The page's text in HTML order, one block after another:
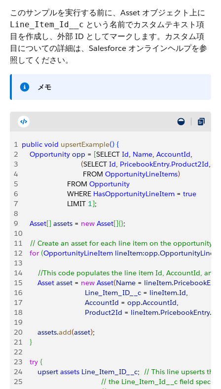
このサンプルを実行する前に、Asset オブジェクト上に
Line_Item_Id__c という名前でカスタムテキスト項
目を作成し、外部 ID としてマークします。カスタム項
目についての詳細は、Salesforce オンラインヘルプを参
照してください。
メモ
1 public void upsertExample() {
2
    Opportunity
opp = [SELECT Id, Name, AccountId,
3
(SELECT Id, PricebookEntry.Product2Id,
4
                               FROM
OpportunityLineItems)
5
                       FROM
Opportunity
6
                       WHERE
HasOpportunityLineItem = true
7
                       LIMIT
1];
8
9
    Asset
[] assets = new Asset[]{};
10
11
    // Create an asset for each line item on the opportunity
12
    for
(OpportunityLineItem lineItem:opp.
13
14
//This code populates the line item Id, AccountId,
15
        Asset
asset = new Asset(Name = lineItem.
16
                                Line_Item_ID__c
= lineItem.Id,
17
                                AccountId
= opp.AccountId,
18
                                Product2Id
= lineItem.PricebookEntry.
19
20
        assets
.add(asset);
21
}
22
23
    try
{
24
        upsert
assets Line_Item_ID__c;
// This line upserts the
25
// the Line_Item_Id__c field